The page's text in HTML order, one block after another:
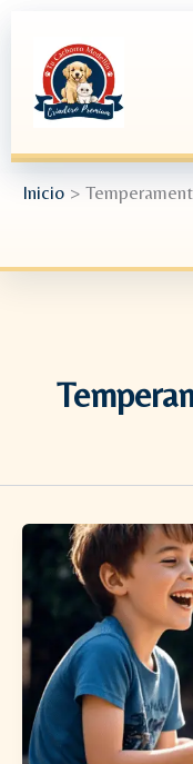
contenido
Inicio